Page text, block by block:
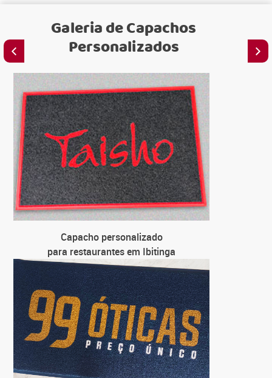
Galeria deCapachos
Personalizados
Capacho personalizado
para restaurantes em Ibitinga